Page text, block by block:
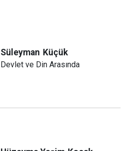
Süleyman Küçük
Devlet ve Din Arasında